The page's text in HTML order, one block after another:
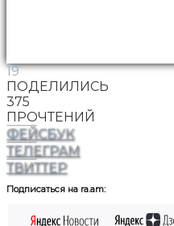
19
ПОДЕЛИЛИСЬ
375
ПРОЧТЕНИЙ
ФЕЙСБУК
ТЕЛЕГРАМ
ТВИТТЕР
Подписаться на ra.am: